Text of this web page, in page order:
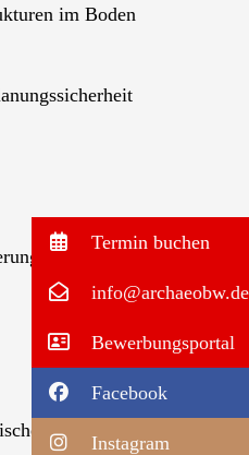
im Boden
werden
Termin buchen
info@archaeobw.de
Bewerbungsportal
Facebook
Instagram